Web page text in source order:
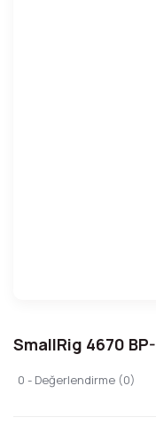
SmallRig 4670
0 - Değerlendirme (0)